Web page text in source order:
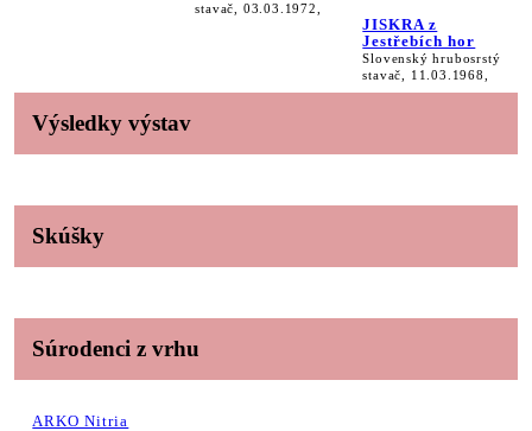
stavač, 03.03.1972,
JISKRA z
Jestřebích hor
Slovenský hrubosrstý
stavač, 11.03.1968,
Výsledky výstav
Skúšky
Súrodenci z vrhu
ARKO Nitria